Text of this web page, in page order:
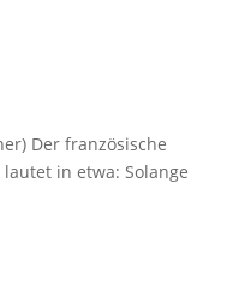
Der französische
in etwa: Solange